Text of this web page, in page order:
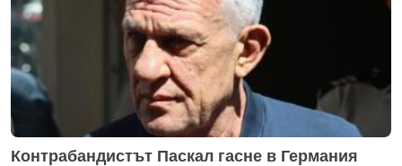
Контрабандистът Паскал гасне в Германия